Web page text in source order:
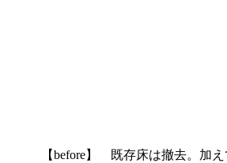
【before】 既存床は撤去。加え